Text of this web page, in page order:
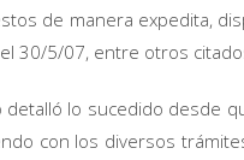
de manera expedita,
30/5/07, entre otros
detalló lo sucedido desde
con los diversos